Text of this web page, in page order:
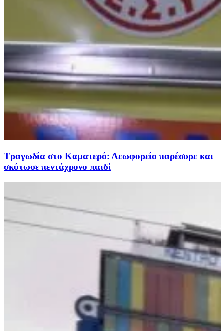
Τραγωδία στο Καματερό: Λεωφορείο παρέσυρε και
σκότωσε πεντάχρονο παιδί